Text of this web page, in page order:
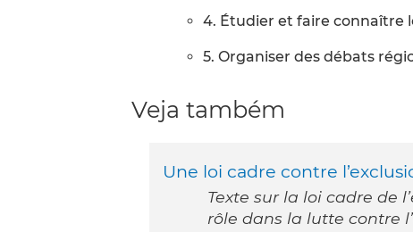
4. Étudier et faire connaître
5. Organiser des débats
Veja também
Une loi cadre contre
Texte sur la loi cadre de
rôle dans la lutte contre